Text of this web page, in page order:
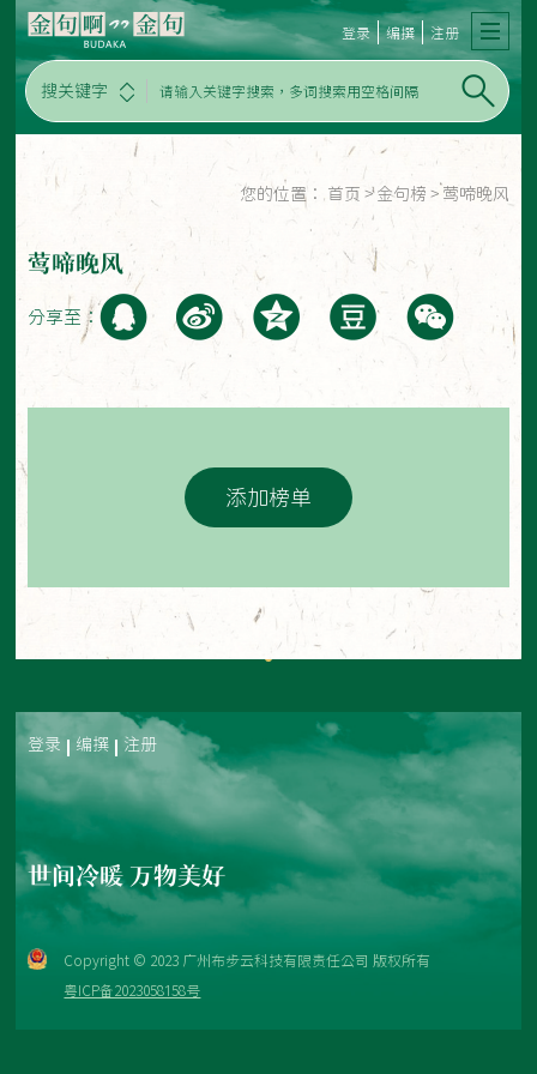
搜关键字
登录 编撰 注册
您的位置： 首页 > 金句榜 > 莺啼晚风
莺啼晚风
分享至：
添加榜单
登录 编撰 注册
世间冷暖 万物美好
Copyright © 2023 广州布步云科技有限责任公司 版权所有
粤ICP备2023058158号